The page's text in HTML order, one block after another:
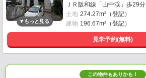
ＪＲ阪和線「山中渓」歩29分
土地 274.27m²（登記）
建物 196.67m²（登記）
見学予約(無料)
この物件もありかも！